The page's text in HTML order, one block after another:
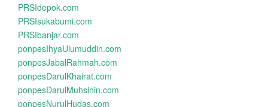
PRSIdepok.com
PRSIsukabumi.com
PRSIbanjar.com
ponpesIhyaUlumuddin.com
ponpesJabalRahmah.com
ponpesDarulKhairat.com
ponpesDarulMuhsinin.com
ponpesNurulHudas.com